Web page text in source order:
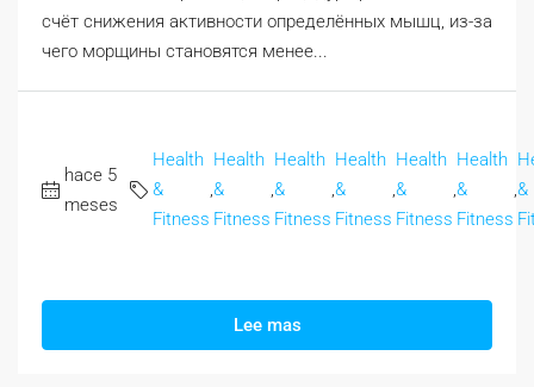
счёт снижения активности определённых мышц, из-за
чего морщины становятся менее...
hace 5
meses
Health
&
Fitness
,
Health
&
Fitness
,
Health
&
Fitness
,
Health
&
Fitness
,
Health
&
Fitness
,
Health
&
Fitness
,&
Lee mas